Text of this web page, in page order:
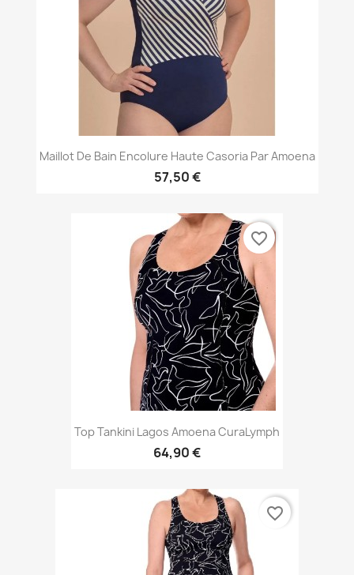
Maillot De Bain Encolure Haute Casoria Par Amoena
57,50 €
Top Tankini Lagos Amoena CuraLymph
64,90 €
favorite_border
favorite_border